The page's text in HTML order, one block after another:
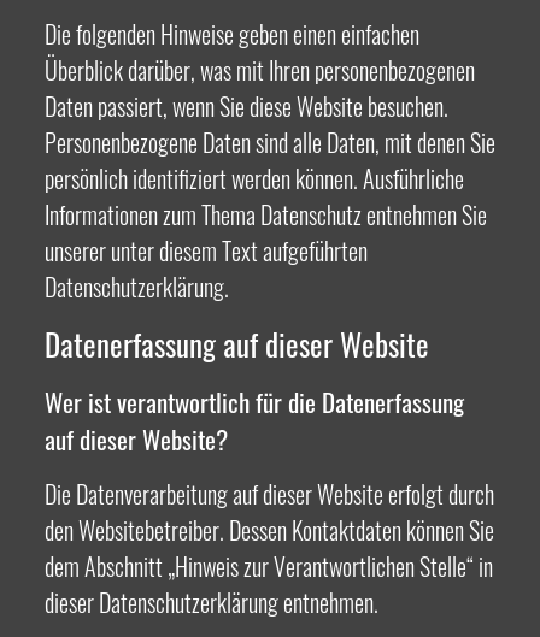
Die folgenden Hinweise geben einen einfachen
Überblick darüber, was mit Ihren personenbezogenen
Daten passiert, wenn Sie diese Website besuchen.
Personenbezogene Daten sind alle Daten, mit denen Sie
persönlich identifiziert werden können. Ausführliche
Informationen zum Thema Datenschutz entnehmen Sie
unserer unter diesem Text aufgeführten
Datenschutzerklärung.
Datenerfassung auf dieser Website
Wer ist verantwortlich für die Datenerfassung
auf dieser Website?
Die Datenverarbeitung auf dieser Website erfolgt durch
den Websitebetreiber. Dessen Kontaktdaten können Sie
dem Abschnitt „Hinweis zur Verantwortlichen Stelle“ in
dieser Datenschutzerklärung entnehmen.